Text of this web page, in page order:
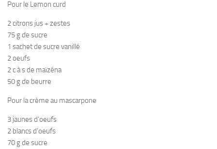
Pour le Lemon curd
2 citrons jus + zestes
75 g de sucre
1 sachet de sucre vanillé
2 oeufs
2 c à s de maïzéna
50 g de beurre
Pour la crème au mascarpone
3 jaunes d’oeufs
2 blancs d’oeufs
70 g de sucre